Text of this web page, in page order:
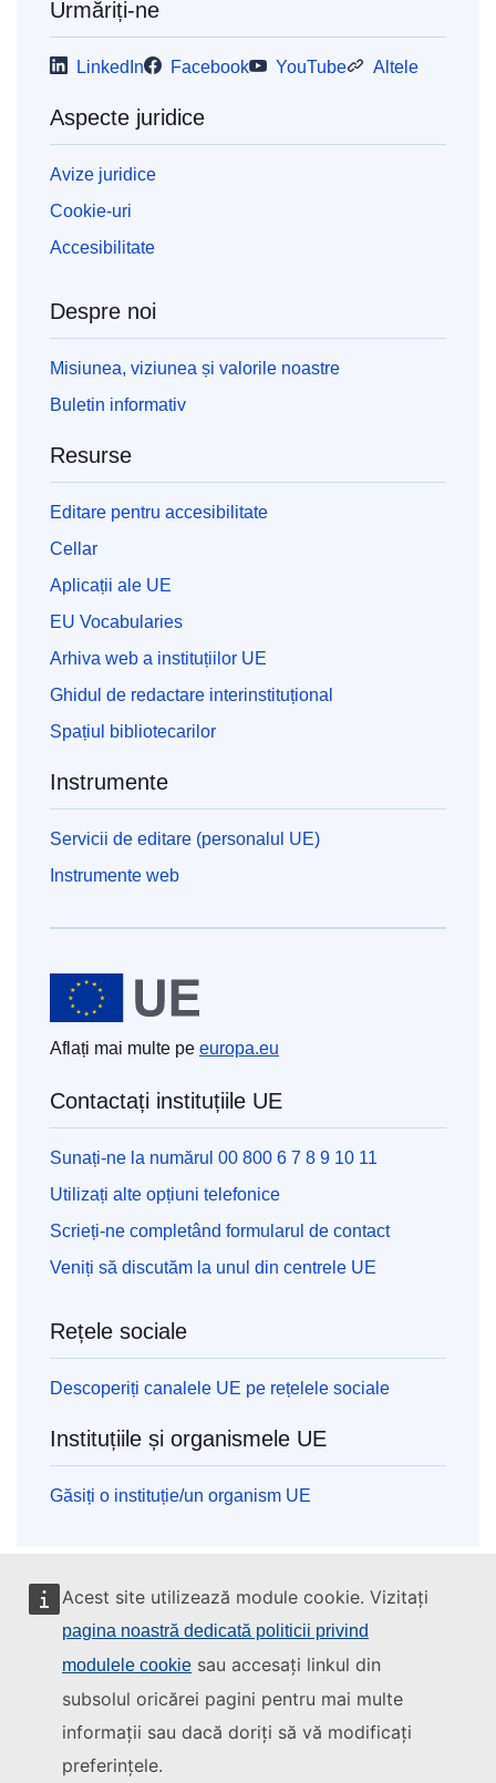
Acest site utilizează module cookie. Vizitați
pagina noastră dedicată politicii privind
modulele cookie sau accesați linkul din
subsolul oricărei pagini pentru mai multe
informații sau dacă doriți să vă modificați
preferințele.
Urmăriți-ne
LinkedIn Facebook YouTube Altele
Aspecte juridice
Avize juridice
Cookie-uri
Accesibilitate
Despre noi
Misiunea, viziunea și valorile noastre
Buletin informativ
Resurse
Editare pentru accesibilitate
Cellar
Aplicații ale UE
EU Vocabularies
Arhiva web a instituțiilor UE
Ghidul de redactare interinstituțional
Spațiul bibliotecarilor
Instrumente
Servicii de editare (personalul UE)
Instrumente web
Uniunea Europeană
Aflați mai multe pe europa.eu
Contactați instituțiile UE
Sunați-ne la numărul 00 800 6 7 8 9 10 11
Utilizați alte opțiuni telefonice
Scrieți-ne completând formularul de contact
Veniți să discutăm la unul din centrele UE
Rețele sociale
Descoperiți canalele UE pe rețelele sociale
Instituțiile și organismele UE
Găsiți o instituție/un organism UE